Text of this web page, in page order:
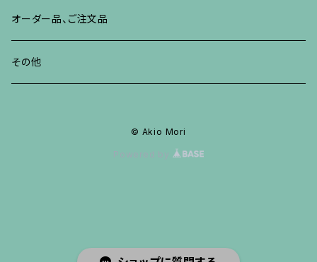
リング
リング
ブレスレット、バングル
ネックレス、ペンダント
リング
オーダー品、ご注文品
その他
© Akio Mori
Powered by